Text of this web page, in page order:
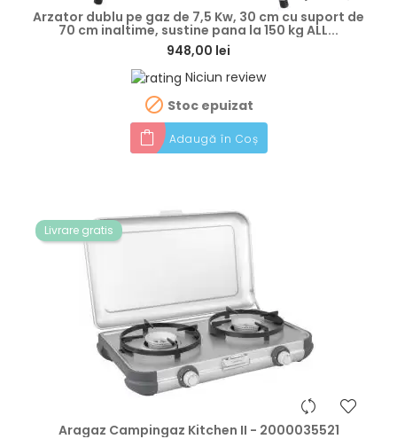
Arzator dublu pe gaz de 7,5 Kw, 30 cm cu suport de
70 cm inaltime, sustine pana la 150 kg ALL...
948,00 lei
Niciun review
 Stoc epuizat
Adaugă în Coș
Livrare gratis
Aragaz Campingaz Kitchen II - 2000035521